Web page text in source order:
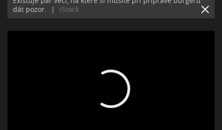
dát pozor.
| iStock